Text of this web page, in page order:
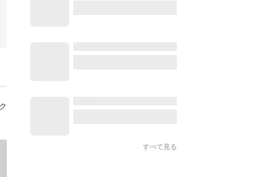
すべて見る